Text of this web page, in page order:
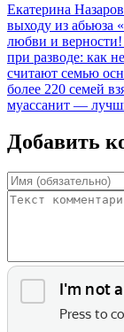
Екатерина
выходу из абьюза
любви и верности!
при разводе: как
считают семью
более 220 семей
муассанит —
Добавить